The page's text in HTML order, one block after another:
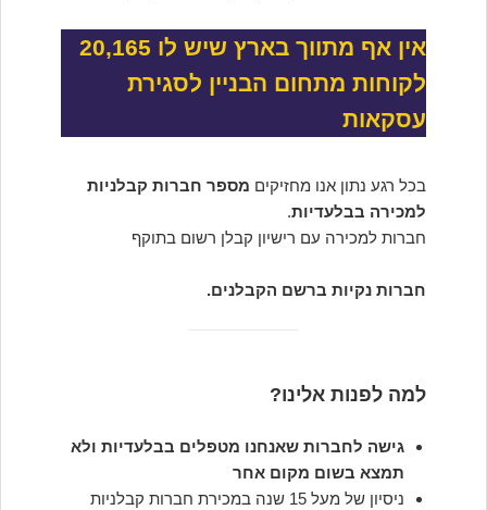
אין אף מתווך בארץ שיש לו 20,165
לקוחות מתחום הבניין לסגירת
עסקאות
בכל רגע נתון אנו מחזיקים מספר חברות קבלניות
למכירה בבלעדיות.
חברות למכירה עם רישיון קבלן רשום בתוקף
חברות נקיות ברשם הקבלנים.
למה לפנות אלינו?
גישה לחברות שאנחנו מטפלים בבלעדיות ולא
תמצא בשום מקום אחר
ניסיון של מעל 15 שנה במכירת חברות קבלניות